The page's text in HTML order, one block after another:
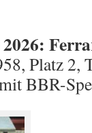
Platz
BBR-